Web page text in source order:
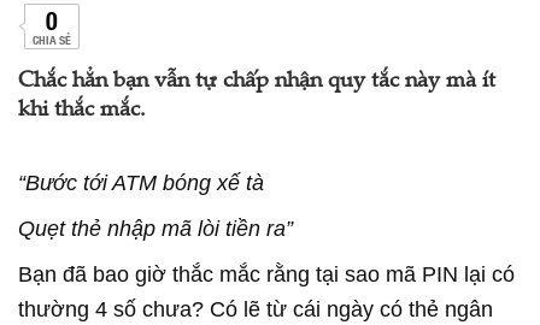
0
CHIA SẺ
Chắc hẳn bạn vẫn tự chấp nhận quy tắc này mà ít
khi thắc mắc.
“Bước tới ATM bóng xế tà
Quẹt thẻ nhập mã lòi tiền ra”
Bạn đã bao giờ thắc mắc rằng tại sao mã PIN lại có
thường 4 số chưa? Có lẽ từ cái ngày có thẻ ngân